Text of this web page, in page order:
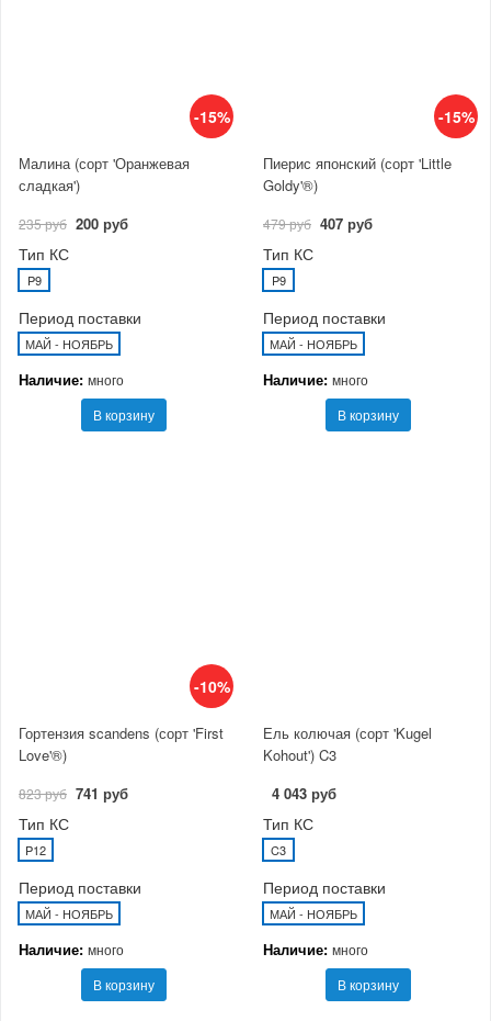
-15%
Малина (сорт 'Оранжевая
сладкая')
235 руб 200 руб
Тип КС
P9
Период поставки
МАЙ - НОЯБРЬ
Наличие: много
В корзину
-15%
Пиерис японский (сорт 'Little
Goldy'®)
479 руб 407 руб
Тип КС
P9
Период поставки
МАЙ - НОЯБРЬ
Наличие: много
В корзину
-10%
Гортензия scandens (сорт 'First
Love'®)
823 руб 741 руб
Тип КС
P12
Период поставки
МАЙ - НОЯБРЬ
Наличие: много
В корзину
Ель колючая (сорт 'Kugel
Kohout') C3
4 043 руб
Тип КС
C3
Период поставки
МАЙ - НОЯБРЬ
Наличие: много
В корзину